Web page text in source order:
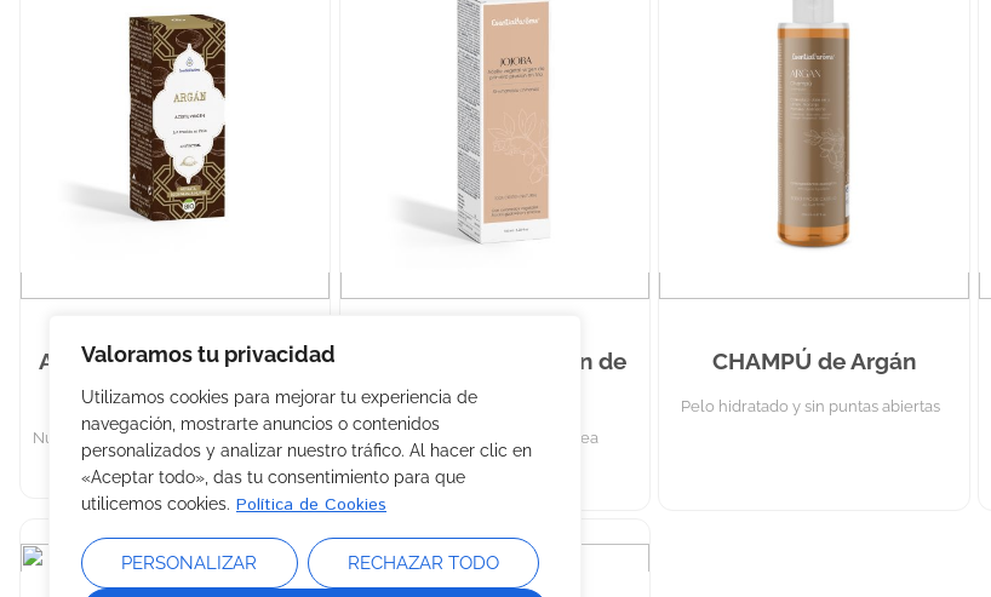
Valoramos tu privacidad
Utilizamos cookies para mejorar tu experiencia de
navegación, mostrarte anuncios o contenidos
personalizados y analizar nuestro tráfico. Al hacer clic en
«Aceptar todo», das tu consentimiento para que
utilicemos cookies. Política de Cookies
PERSONALIZAR RECHAZAR TODO
ACEITE VEGETAL VIRGEN
de Argán 15 ml
Nutritivo cutáneo altamente hidratante
Aceite vegetal virgen de
JOJOBA 100 ml
Equilibrio y suavidad cutánea
CHAMPÚ de Argán
Pelo hidratado y sin puntas abiertas